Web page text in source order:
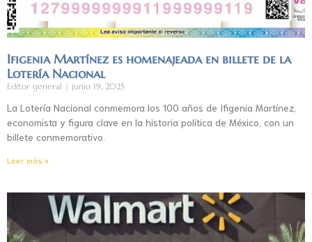
Ifigenia Martínez es homenajeada en billete de la
Lotería Nacional
Editor general junio 19, 2025
La Lotería Nacional conmemora los 100 años de Ifigenia Martínez,
economista y figura clave en la historia política de México, con un
billete conmemorativo.
Leer más »